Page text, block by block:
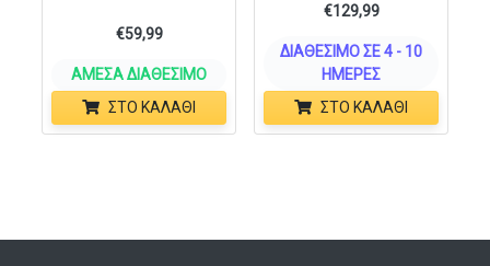
€59,99
ΆΜΕΣΑ ΔΙΑΘΈΣΙΜΟ
ΣΤΟ ΚΑΛΆΘΙ
€129,99
ΔΙΑΘΈΣΙΜΟ ΣΕ 4 - 10
ΗΜΈΡΕΣ
ΣΤΟ ΚΑΛΆΘΙ